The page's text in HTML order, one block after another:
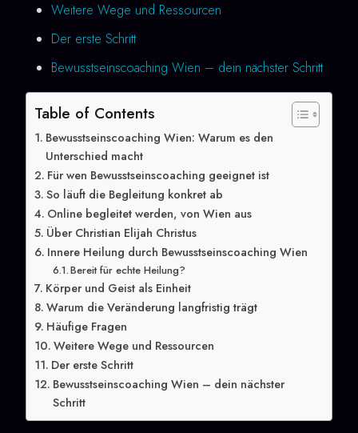
Weitere Wege und Ressourcen
Der erste Schritt
Bewusstseinscoaching Wien – dein nächster Schritt
Table of Contents
Bewusstseinscoaching Wien: Warum es den
Unterschied macht
Für wen Bewusstseinscoaching geeignet ist
So läuft die Begleitung konkret ab
Online begleitet werden, von Wien aus
Über Christian Elijah Christus
Innere Heilung durch Bewusstseinscoaching Wien
Bereit für echte Heilung?
Körper und Geist als Einheit
Warum die Veränderung langfristig trägt
Häufige Fragen
Weitere Wege und Ressourcen
Der erste Schritt
Bewusstseinscoaching Wien – dein nächster
Schritt